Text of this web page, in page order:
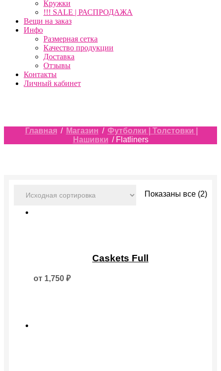
Кружки
!!! SALE | РАСПРОДАЖА
Вещи на заказ
Инфо
Размерная сетка
Качество продукции
Доставка
Отзывы
Контакты
Личный кабинет
Главная / Магазин / Футболки | Толстовки |
Нашивки / Flatliners
Показаны все (2)
несколько
вариаций.
Caskets Full
от 1,750 ₽